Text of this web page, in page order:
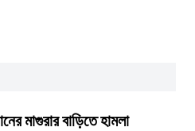
মাগুরার বাড়িতে হামলা